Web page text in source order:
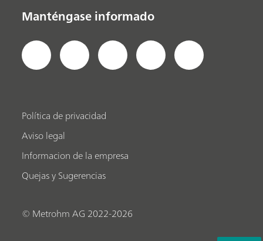
Manténgase informado
Política de privacidad
Aviso legal
Informacion de la empresa
Quejas y Sugerencias
© Metrohm AG 2022-2026